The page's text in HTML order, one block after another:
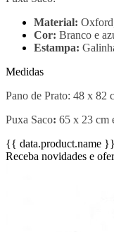
Material:
Cor: Branco e
Estampa:
Medidas
Pano de Prato: 48 x 82
Puxa Saco: 65 x 23 cm
{{ data.product.name }}
Receba novidades e